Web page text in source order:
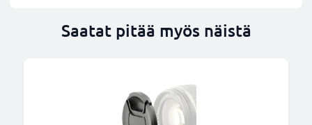
Saatat pitää myös näistä